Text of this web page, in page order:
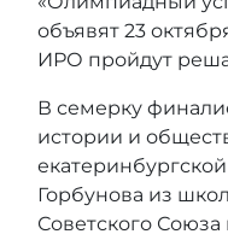
объявят 23
ИРО пройдут
В семерку
истории и
Горбунова из
Советского